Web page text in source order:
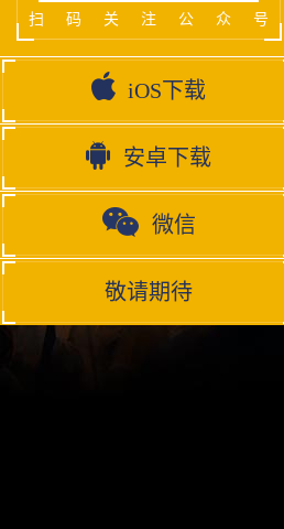
扫码关注公众号
iOS下载
安卓下载
微信
敬请期待